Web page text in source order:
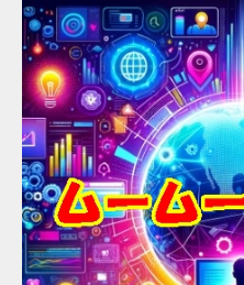
シ
ョ
ン